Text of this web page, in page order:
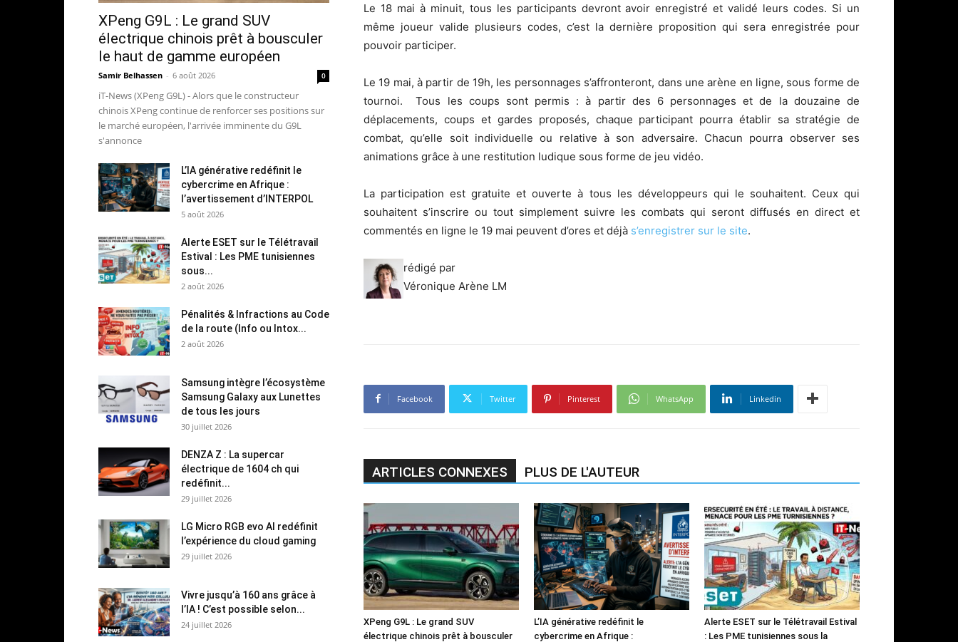
Le 18 mai à minuit, tous les participants devront avoir enregistré et validé leurs codes. Si un
même joueur valide plusieurs codes, c’est la dernière proposition qui sera enregistrée pour
pouvoir participer.
Le 19 mai, à partir de 19h, les personnages s’affronteront, dans une arène en ligne, sous forme de
tournoi. Tous les coups sont permis : à partir des 6 personnages et de la douzaine de
déplacements, coups et gardes proposés, chaque participant pourra établir sa stratégie de
combat, qu’elle soit individuelle ou relative à son adversaire. Chacun pourra observer ses
animations grâce à une restitution ludique sous forme de jeu vidéo.
La participation est gratuite et ouverte à tous les développeurs qui le souhaitent. Ceux qui
souhaitent s’inscrire ou tout simplement suivre les combats qui seront diffusés en direct et
commentés en ligne le 19 mai peuvent d’ores et déjà s’enregistrer sur le site.
rédigé par
Véronique Arène LM
Facebook Twitter Pinterest WhatsApp Linkedin
ARTICLES CONNEXES PLUS DE L'AUTEUR
XPeng G9L : Le grand SUV
électrique chinois prêt à bousculer
L’IA générative redéfinit le
cybercrime en Afrique :
Alerte ESET sur le Télétravail Estival
: Les PME tunisiennes sous la
XPeng G9L : Le grand SUV
électrique chinois prêt à bousculer
le haut de gamme européen
Samir Belhassen - 6 août 2026 0
iT-News (XPeng G9L) - Alors que le constructeur
chinois XPeng continue de renforcer ses positions sur
le marché européen, l'arrivée imminente du G9L
s'annonce
L’IA générative redéfinit le
cybercrime en Afrique :
l’avertissement d’INTERPOL
5 août 2026
Alerte ESET sur le Télétravail
Estival : Les PME tunisiennes
sous...
2 août 2026
Pénalités & Infractions au Code
de la route (Info ou Intox...
2 août 2026
Samsung intègre l’écosystème
Samsung Galaxy aux Lunettes
de tous les jours
30 juillet 2026
DENZA Z : La supercar
électrique de 1604 ch qui
redéfinit...
29 juillet 2026
LG Micro RGB evo AI redéfinit
l’expérience du cloud gaming
29 juillet 2026
Vivre jusqu’à 160 ans grâce à
l’IA ! C’est possible selon...
24 juillet 2026